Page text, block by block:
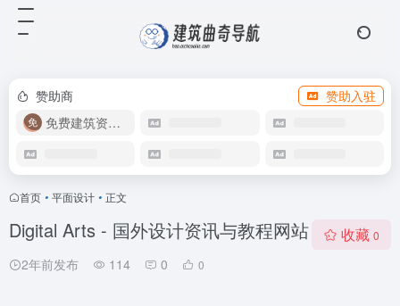
赞助商
赞助入驻
免费建筑资源库
首页 • 平面设计 • 正文
Digital Arts - 国外设计资讯与教程网站
2年前发布 114 0 0
收藏 0